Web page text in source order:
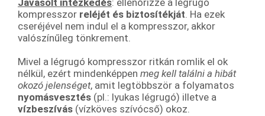
Javasolt intézkedés: ellenőrizze a légrugó
kompresszor reléjét és biztosítékját. Ha ezek
cseréjével nem indul el a kompresszor, akkor
valószínűleg tönkrement.
Mivel a légrugó kompresszor ritkán romlik el ok
nélkül, ezért mindenképpen meg kell találni a hibát
okozó jelenséget, amit legtöbbször a folyamatos
nyomásvesztés (pl.: lyukas légrugó) illetve a
vízbeszívás (vízköves szívócső) okoz.